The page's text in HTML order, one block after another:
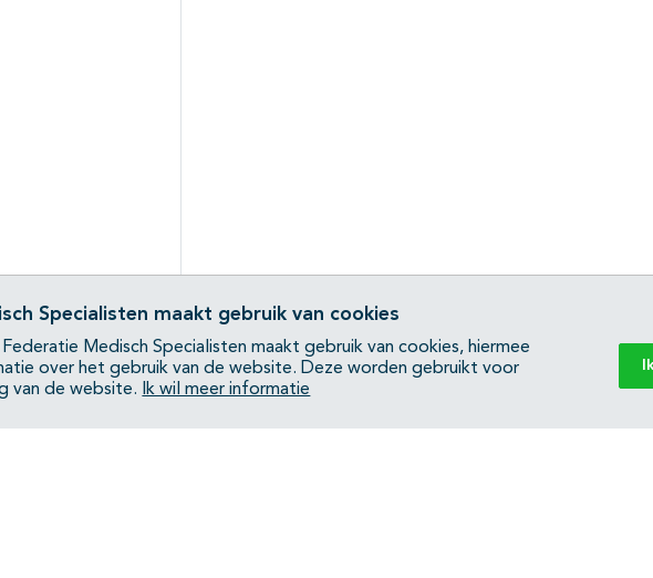
Specialisten maakt gebruik van cookies
Medisch Specialisten maakt gebruik van cookies, hiermee
over het gebruik van de website. Deze worden gebruikt voor
van de website.
Ik wil meer informatie